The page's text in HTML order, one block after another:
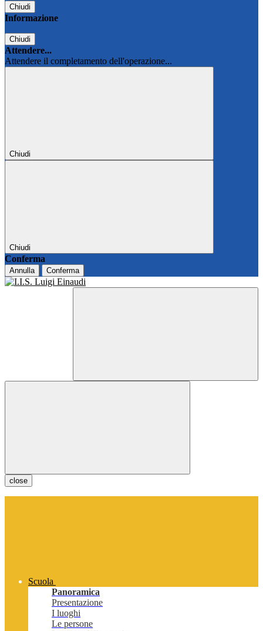
Chiudi
Informazione
Chiudi
Attendere...
Attendere il completamento dell'operazione...
Chiudi
Chiudi
Conferma
Annulla Conferma
close
Scuola
Panoramica
Presentazione
I luoghi
Le persone